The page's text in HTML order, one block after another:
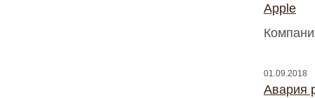
Apple
01.09.2018
Авария